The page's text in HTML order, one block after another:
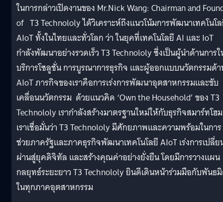
ในการกล่าวเปิดงานของ Mr.Nick Wang: Chairman and
of T3 Technololy ได้วิเคราะห์ถึงแนวโน้มการพัฒนาเทคโนโ
AIoT ทั้งในไทยและทั่วโลก ว่า ในยุคที่เทคโนโลยี AI และ IoT
กำลังพัฒนาอย่างรวดเร็ว T3 Technololy ซึ่งเป็นผู้นำด้านการ
บริการโซลูชั่น การบูรณาการธุรกิจ และผู้ออกแบบนวัตกรรมด้
AIoT ภารกิจของเราคือการเร่งการพัฒนาอุตสาหกรรมและขับ
เคลื่อนนวัตกรรม ด้วยแนวคิด ‘Own the Household’ ของ T3
Technololy เรากำลังสร้างมาตรฐานใหม่ให้กับธุรกิจสมาร์ทโฮม
เราเชื่อมั่นว่า T3 Technololy มีศักยภาพและความพร้อมในการ
ช่วยภาครัฐและภาคธุรกิจพัฒนาเทคโนโลยี AIoT เร่งการเปลี่ย
ผ่านสู่ยุคดิจิทัล และสร้างคุณค่าอย่างยั่งยืน โดยมีการวางแผน
กลยุทธ์ระยะยาว T3 Technololy ยินดีเดินหน้าร่วมมือกับพันธ
ในทุกภาคอุตสาหกรรม